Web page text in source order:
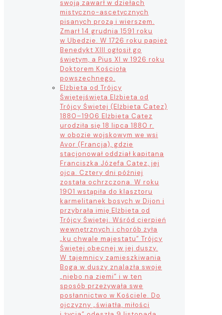
swoją zawarł w dziełach
mistyczno-ascetycznych
pisanych prozą i wierszem.
Zmarł 14 grudnia 1591 roku
w Ubedzie. W 1726 roku papież
Benedykt XIII ogłosił go
świętym, a Pius XI w 1926 roku
Doktorem Kościoła
powszechnego.
Elżbieta od Trójcy
Świętejświęta Elżbieta od
Trójcy Świętej (Elżbieta Catez)
1880–1906 Elżbieta Catez
urodziła się 18 lipca 1880 r.
w obozie wojskowym we wsi
Avor (Francja), gdzie
stacjonował oddział kapitana
Franciszka Józefa Catez, jej
ojca. Cztery dni później
została ochrzczona. W roku
1901 wstąpiła do klasztoru
karmelitanek bosych w Dijon i
przybrała imię Elżbieta od
Trójcy Świętej. Wśród cierpień
wewnętrznych i chorób żyła
„ku chwale majestatu” Trójcy
Świętej obecnej w jej duszy.
W tajemnicy zamieszkiwania
Boga w duszy znalazła swoje
„niebo na ziemi” i w ten
sposób przeżywała swe
posłannictwo w Kościele. Do
ojczyzny „światła, miłości